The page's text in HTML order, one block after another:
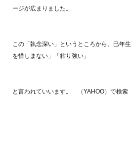
ージが広まりました。
この「執念深い」というところから、巳年
を惜しまない」「粘り強い」
と言われていいます。 （YAHOO）で検索